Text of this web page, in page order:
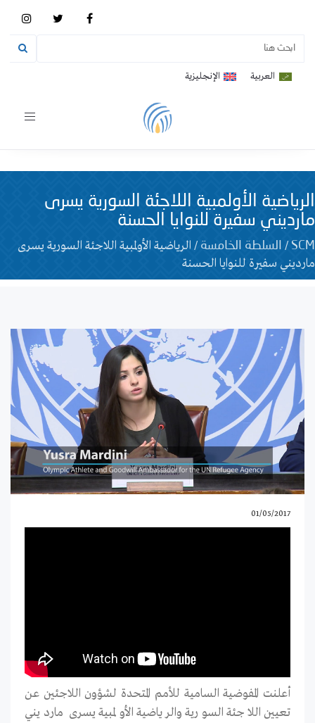
العربية الإنجليزية
Toggle
الرياضية الأولمبية اللاجئة السورية يسرى
مارديني سفيرة للنوايا الحسنة
SCM
/ السلطة الخامسة / الرياضية الأولمبية اللاجئة السورية يسرى
مارديني سفيرة للنوايا الحسنة
01/05/2017
أعلنت المفوضية السامية للأمم المتحدة لشؤون اللاجئين عن
تعيين اللاجئة السورية والرياضية الأولمبية يسرى مارديني